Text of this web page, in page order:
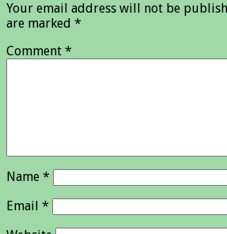
Your email address will not be
are marked *
Comment *
Name *
Email *